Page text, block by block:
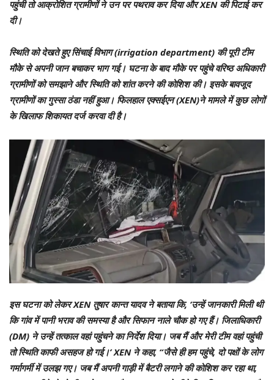
पहुंची तो आक्रोशित ग्रामीणों ने उन पर पथराव कर दिया और XEN की पिटाई कर
दी।
स्थिति को देखते हुए सिंचाई विभाग (irrigation department) की पूरी टीम
मौके से अपनी जान बचाकर भाग गई। घटना के बाद मौके पर पहुंचे वरिष्ठ अधिकारी
ग्रामीणों को समझाने और स्थिति को शांत करने की कोशिश की। इसके बावजूद
ग्रामीणों का गुस्सा ठंडा नहीं हुआ। फिलहाल एक्सईएन (XEN)ने मामले में कुछ लोगों
के खिलाफ शिकायत दर्ज करवा दी है।
इस घटना को लेकर XEN तुषार कान्त यादव ने बताया कि, ‘उन्हें जानकारी मिली थी
कि गांव में पानी भराव की समस्या है और सिफान नाले चौक हो गए हैं। जिलाधिकारी
(DM) ने उन्हें तत्काल वहां पहुंचने का निर्देश दिया। जब मैं और मेरी टीम वहां पहुंची
तो स्थिति काफी असहज हो गई।’ XEN ने कहा, “जैसे ही हम पहुंचे, दो पक्षों के लोग
गर्मागर्मी में उलझ गए। जब मैं अपनी गाड़ी में बैटरी लगाने की कोशिश कर रहा था,